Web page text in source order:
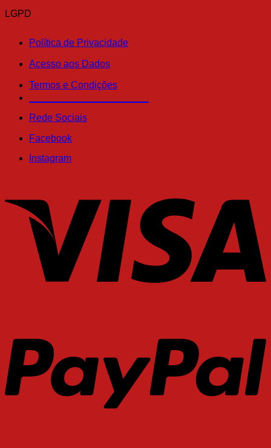
LGPD
Política de Privacidade
Acesso aos Dados
Termos e Condições
Rede Sociais
Facebook
Instagram